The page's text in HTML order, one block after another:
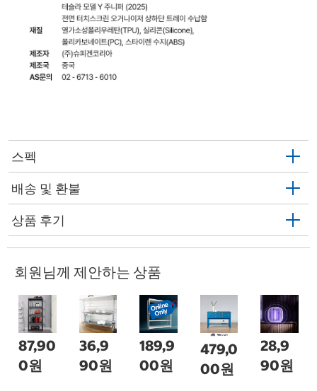
스펙
배송 및 환불
상품 후기
회원님께 제안하는 상품
87,90
0원
36,9
90원
189,9
00원
479,0
00원
28,9
90원